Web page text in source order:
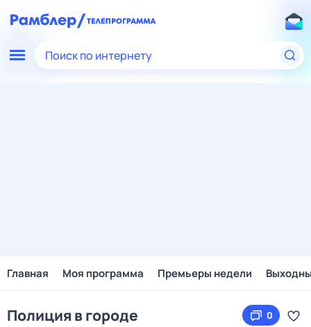
Поиск по интернету
Главная Моя программа Премьеры недели
Полиция в городе 0